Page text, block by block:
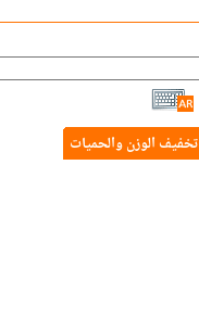
تخفيف الوزن والحميات